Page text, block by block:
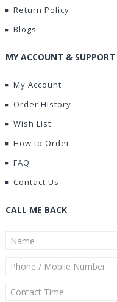
Return Policy
Blogs
MY ACCOUNT & SUPPORT
My Account
Order History
Wish List
How to Order
FAQ
Contact Us
CALL ME BACK